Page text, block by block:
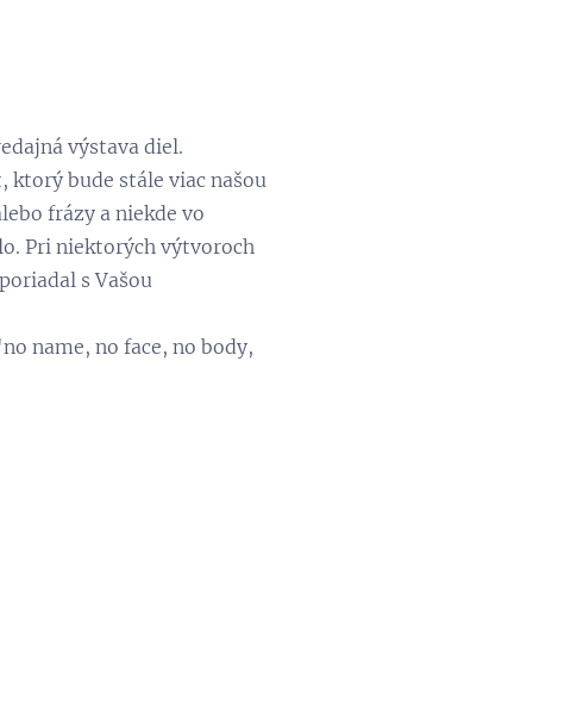
výstava diel.
bude stále viac našou
frázy a niekde vo
Pri niektorých výtvoroch
s Vašou
name, no face, no body,